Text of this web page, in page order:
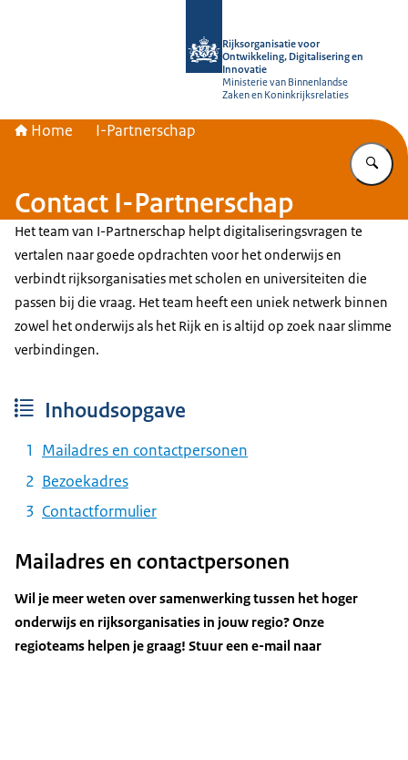
Rijksorganisatie voor
Ontwikkeling, Digitalisering en
Innovatie
Ministerie van Binnenlandse
Zaken en Koninkrijksrelaties
Home I-Partnerschap
Contact I-Partnerschap
Het team van I-Partnerschap helpt digitaliseringsvragen te
vertalen naar goede opdrachten voor het onderwijs en
verbindt rijksorganisaties met scholen en universiteiten die
passen bij die vraag. Het team heeft een uniek netwerk binnen
zowel het onderwijs als het Rijk en is altijd op zoek naar slimme
verbindingen.
Inhoudsopgave
Mailadres en contactpersonen
Bezoekadres
Contactformulier
Mailadres en contactpersonen
Wil je meer weten over samenwerking tussen het hoger
onderwijs en rijksorganisaties in jouw regio? Onze
regioteams helpen je graag! Stuur een e-mail naar